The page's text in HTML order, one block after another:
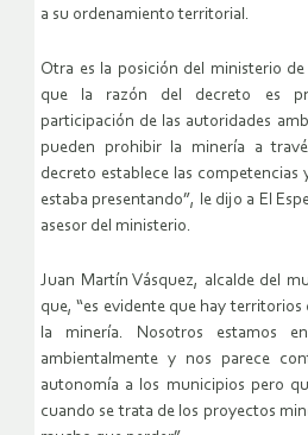
a su ordenamiento territorial.
Otra es la posición del ministerio
que la razón del decreto es
participación de las autoridades
pueden prohibir la minería a
decreto establece las competencias
estaba presentando”, le dijo a El
asesor del ministerio.
Juan Martín Vásquez, alcalde del
que, “es evidente que hay
la minería. Nosotros estamos
ambientalmente y nos parece
autonomía a los municipios pero
cuando se trata de los proyectos